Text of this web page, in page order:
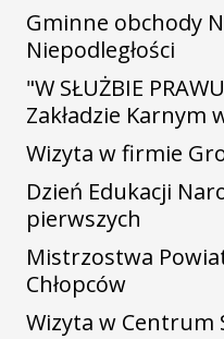
Gminne obchody
Niepodległości
"W SŁUŻBIE
Zakładzie Karnym
Wizyta w firmie
Dzień Edukacji
pierwszych
Mistrzostwa
Chłopców
Wizyta w Centrum